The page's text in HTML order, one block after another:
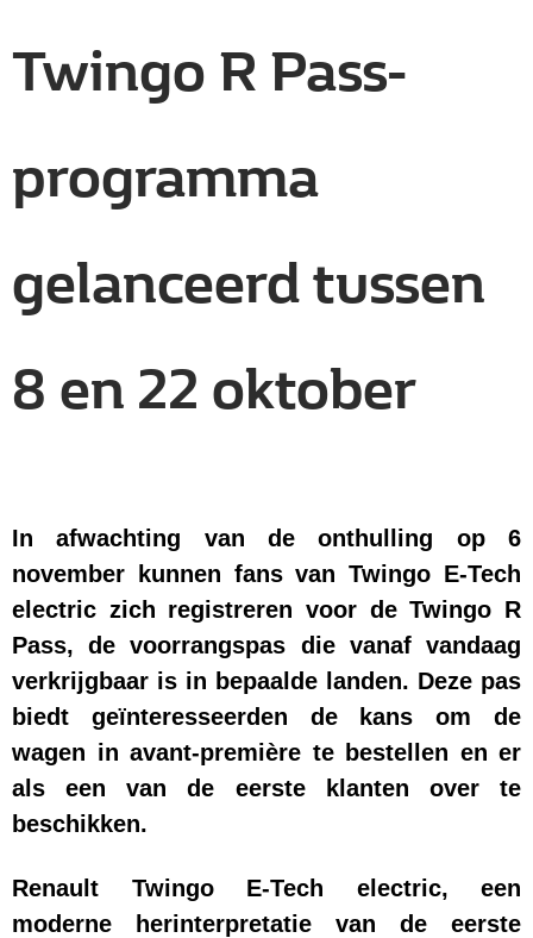
Twingo R Pass-
programma
gelanceerd tussen
8 en 22 oktober
In afwachting van de onthulling op 6
november kunnen fans van Twingo E-Tech
electric zich registreren voor de Twingo R
Pass, de voorrangspas die vanaf vandaag
verkrijgbaar is in bepaalde landen. Deze pas
biedt geïnteresseerden de kans om de
wagen in avant-première te bestellen en er
als een van de eerste klanten over te
beschikken.
Renault Twingo E-Tech electric, een
moderne herinterpretatie van de eerste